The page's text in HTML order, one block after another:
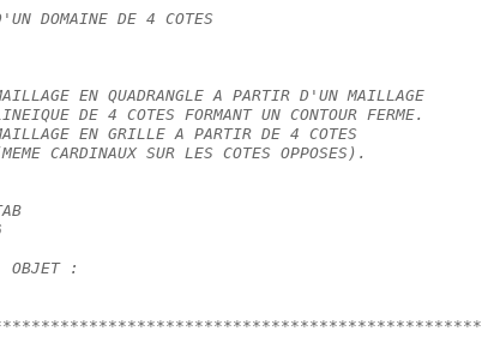
DOMAINE DE 4 COTES
EN QUADRANGLE A PARTIR D'UN MAILLAGE
DE 4 COTES FORMANT UN CONTOUR FERME.
EN GRILLE A PARTIR DE 4 COTES
SUR LES COTES OPPOSES).
: